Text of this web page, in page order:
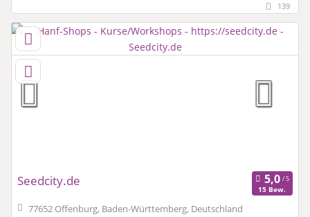
139
Seedcity.de
15 Bew.
77652 Offenburg, Baden-Württemberg, Deutschland